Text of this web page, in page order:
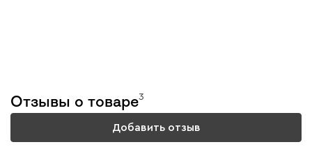
Подробнее
Отзывы о товаре3
Добавить отзыв